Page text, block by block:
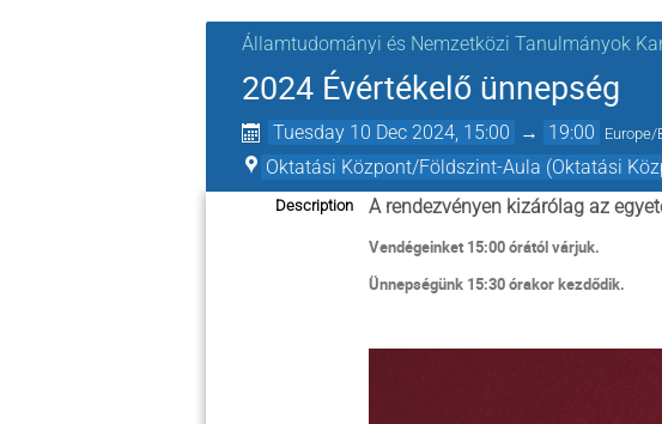
Államtudományi és Nemzetközi Tanulmányok
2024 Évértékelő ünnepség
Tuesday 10 Dec 2024, 15:00 → 19:00
Oktatási Központ/Földszint-Aula (Oktatási
Description A rendezvényen kizárólag az
Vendégeinket 15:00 órától várjuk.
Ünnepségünk 15:30 órakor kezdődik.